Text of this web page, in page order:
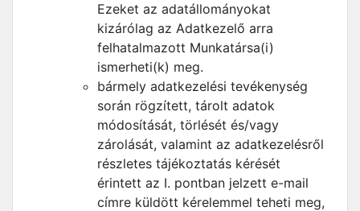
Ezeket az adatállományokat
kizárólag az Adatkezelő arra
felhatalmazott Munkatársa(i)
ismerheti(k) meg.
bármely adatkezelési tevékenység
során rögzített, tárolt adatok
módosítását, törlését és/vagy
zárolását, valamint az adatkezelésről
részletes tájékoztatás kérését
érintett az I. pontban jelzett e-mail
címre küldött kérelemmel teheti meg,